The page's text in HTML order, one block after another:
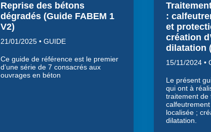
Reprise des bétons
dégradés (Guide FABEM 1
V2)
21/01/2025 • GUIDE
Ce guide de référence est le premier
d’une série de 7 consacrés aux
ouvrages en béton
:
et
création
dilatation
15/11/2024 •
Le présent
qui ont à
traitement de
calfeutrement ; pontage et
localisée ; création d’un joint de
dilatation.